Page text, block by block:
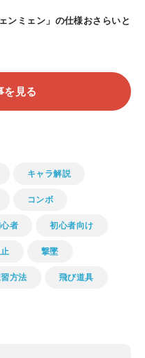
ンミェン」の仕様おさらいと
を見る
キャラ解説
コンボ
者 初心者向け
撃墜
方法 飛び道具